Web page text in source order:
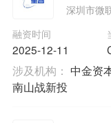
深圳市微
融资时间
2025-12-11
涉及机构： 中金资
南山战新投